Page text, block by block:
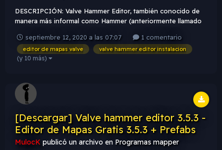
DESCRIPCIÓN: Valve Hammer Editor, también conocido de
manera más informal como Hammer (anteriormente llamado
para los motores de Valve: GoldSrc, Source y Source 21. Se
incluye en todos los juegos creados con el motor Sour...
septiembre 12, 2020 a las 07:07 1 comentario
editor de mapas valve valve hammer editor instalacion
(y 10 más)
[Descargar] Valve hammer editor 3.5.3 -
Editor de Mapas Gratis 3.5.3 + Prefabs
MulocK publicó un archivo en Programas mapper